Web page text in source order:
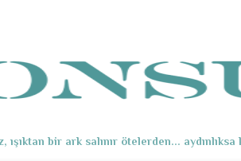
ışıktan bir ark salınır ötelerden... aydınlıksa